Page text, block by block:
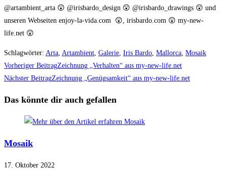
@artambient_arta 😲 @irisbardo_design 😲 @irisbardo_drawings 😲 und
unseren Webseiten enjoy-la-vida.com 😲, irisbardo.com 😲 my-new-
life.net 😲
Schlagwörter: Arta, Artambient, Galerie, Iris Bardo, Mallorca, Mosaik
Weitere
Artikel
ansehen
Vorheriger BeitragZeichnung „Verhalten“ aus my-new-life.net
Nächster BeitragZeichnung „Genügsamkeit“ aus my-new-life.net
Das könnte dir auch gefallen
Mosaik
17. Oktober 2022